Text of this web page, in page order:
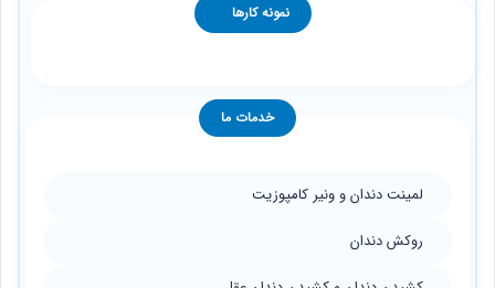
نمونه کارها
خدمات ما
لمینت دندان و ونیر کامپوزیت
روکش دندان